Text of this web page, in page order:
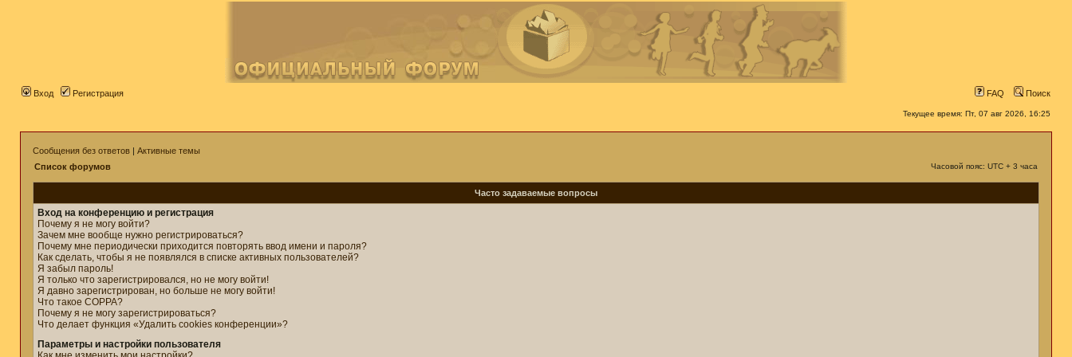
Вход Регистрация FAQ Поиск
Текущее время: Пт, 07 авг 2026, 16:25
Сообщения без ответов | Активные темы
Список форумов
Часовой пояс: UTC + 3 часа
Часто задаваемые вопросы
Вход на конференцию и регистрация
Почему я не могу войти?
Зачем мне вообще нужно регистрироваться?
Почему мне периодически приходится повторять ввод имени и пароля?
Как сделать, чтобы я не появлялся в списке активных пользователей?
Я забыл пароль!
Я только что зарегистрировался, но не могу войти!
Я давно зарегистрирован, но больше не могу войти!
Что такое COPPA?
Почему я не могу зарегистрироваться?
Что делает функция «Удалить cookies конференции»?
Параметры и настройки пользователя